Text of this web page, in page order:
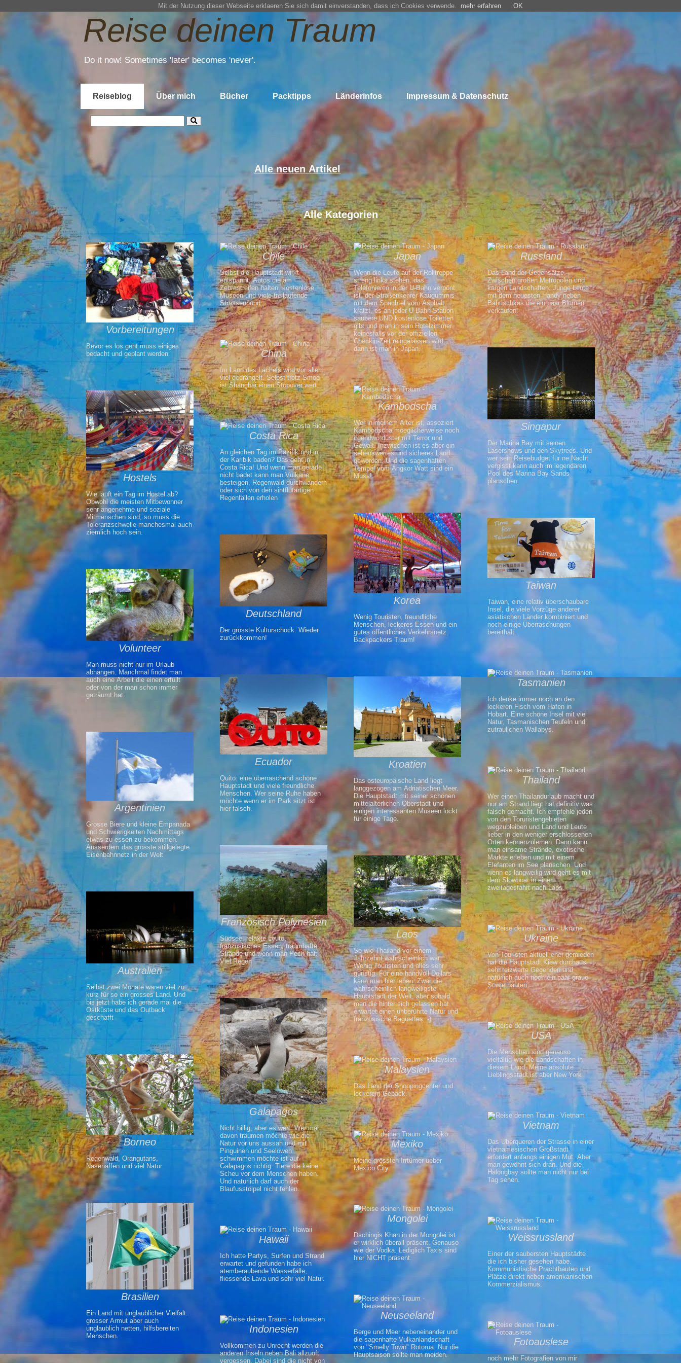
Reise deinen Traum
Do it now! Sometimes 'later' becomes 'never'.
Reiseblog Über mich Bücher Packtipps Länderinfos Impressum & Datenschutz
Alle neuen Artikel
Alle Kategorien
Vorbereitungen
Bevor es los geht muss einiges
bedacht und geplant werden.
Hostels
Wie läuft ein Tag im Hostel ab?
Obwohl die meisten Mitbewohner
sehr angenehme und soziale
Mitmenschen sind, so muss die
Toleranzschwelle manchesmal auch
ziemlich hoch sein.
Volunteer
Man muss nicht nur im Urlaub
abhängen. Manchmal findet man
auch eine Arbeit die einen erfüllt
oder von der man schon immer
geträumt hat.
Argentinien
Grosse Biere und kleine Empanada
und Schwierigkeiten Nachmittags
etwas zu essen zu bekommen.
Ausserdem das grösste stillgelegte
Eisenbahnnetz in der Welt
Australien
Selbst zwei Monate waren viel zu
kurz für so ein grosses Land. Und
bis jetzt habe ich gerade mal die
Ostküste und das Outback
geschafft
Borneo
Regenwald, Orangutans,
Nasenaffen und viel Natur
Brasilien
Ein Land mit unglaublicher Vielfalt.
grosser Armut aber auch
unglaublich netten, hilfsbereiten
Menschen.
Chile
Selbst die Hauptstadt wirkt
entspannt, Autos die am
Zebrastreifen halten, kostenlose
Museen und viele freilaufende
Strassenhund
China
Im Land des Lächels wird vor allem
viel gedrängelt. Selbst trotz Smog
ist Shanghai einen Stopover wert.
Costa Rica
An gleichen Tag im Pazifik und in
der Karibik baden? Das geht in
Costa Rica! Und wenn man gerade
nicht badet kann man Vulkane
besteigen, Regenwald durchwandern
oder sich von den sintflutartigen
Regenfällen erholen
Deutschland
Der grösste Kulturschock: Wieder
zurückkommen!
Ecuador
Quito: eine überraschend schöne
Hauptstadt und viele freundliche
Menschen. Wer seine Ruhe haben
möchte wenn er im Park sitzt ist
hier falsch.
Französisch Polynesien
Südsee, relaxte Leute,
französisches Essen, traumhafte
Strände und wenn man Pech hat:
Viel Regen
Galapagos
Nicht billig, aber es wert. Wer mal
davon träumen möchte wie die
Natur vor uns aussah und mit
Pinguinen und Seelöwen
schwimmen möchte ist auf
Galapagos richtig. Tiere die keine
Scheu vor dem Menschen haben.
Und natürlich darf auch der
Blaufusstölpel nicht fehlen.
Hawaii
Ich hatte Partys, Surfen und Strand
erwartet und gefunden habe ich
atemberaubende Wasserfälle,
fliessende Lava und sehr viel Natur.
Indonesien
Vollkommen zu Unrecht werden die
anderen Inseln neben Bali allzuoft
vergessen. Dabei sind die nicht von
Japan
Wenn die Leute auf der Rolltreppe
streng links stehen, das
Telefonieren in der U-Bahn verpönt
ist, der Straßenkehrer Kaugummis
mit dem Spachtel vom Asphalt
kratzt, es an jeder U-Bahn-Station
saubere UND kostenlose Toiletten
gibt und man in sein Hotelzimmer
keinesfalls vor der offiziellen
Checkin-Zeit reingelassen wird....
dann ist man in Japan.
Kambodscha
Wer in meinem Alter ist, assoziert
Kambodscha moeglicherweise noch
irgendwo düster mit Terror und
Gewalt. Inzwischen ist es aber ein
sehenswertes und sicheres Land
geworden. Und die sagenhaften
Tempel vom Angkor Watt sind ein
Muss!
Korea
Wenig Touristen, freundliche
Menschen, leckeres Essen und ein
gutes öffentliches Verkehrsnetz.
Backpackers Traum!
Kroatien
Das osteuropäische Land liegt
langgezogen am Adriatischen Meer.
Die Hauptstadt mit seiner schönen
mittelalterlichen Oberstadt und
einigen interessanten Museen lockt
für einige Tage.
Laos
So wie Thailand vor einem
Jahrzehnt wahrscheinlich war:
Wenig Touristen und alles sehr
günstig. Für eine handvoll Dollars
kann man hier leben. Zwar die
wahrscheinlich langweiligste
Hauptstadt der Welt, aber sobald
man die hinter sich gelassen hat
erwartet einen unberührte Natur und
französische Baguettes :-)
Malaysien
Das Land der Shoppingcenter und
leckerem Gebäck.
Mexiko
Meine grössten Irrtümer ueber
Mexico City
Mongolei
Dschingis Khan in der Mongolei ist
er wirklich überall präsent. Genauso
wie der Vodka. Lediglich Taxis sind
hier NICHT präsent.
Neuseeland
Berge und Meer nebeneinander und
die sagenhafte Vulkanlandschaft
von "Smelly Town" Rotorua. Nur die
Hauptsaison sollte man meiden.
Russland
Das Land der Gegensätze.
Zwischen großen Metropolen und
kargen Landschaften. Junge Leute
mit dem neuesten Handy neben
Babuschkas die ein paar Blumen
verkaufen.
Singapur
Der Marina Bay mit seinen
Lasershows und den Skytrees. Und
wer sein Reisebudget für ne Nacht
vergisst kann auch im legendären
Pool des Marina Bay Sands
planschen.
Taiwan
Taiwan, eine relativ überschaubare
Insel, die viele Vorzüge anderer
asiatischen Länder kombiniert und
noch einige Überraschungen
bereithält.
Tasmanien
Ich denke immer noch an den
leckeren Fisch vom Hafen in
Hobart. Eine schöne Insel mit viel
Natur, Tasmanischen Teufeln und
zutraulichen Wallabys.
Thailand
Wer einen Thailandurlaub macht und
nur am Strand liegt hat definitiv was
falsch gemacht. Ich empfehle jeden
von den Toruristengebieten
wegzubleiben und Land und Leute
lieber in den weniger erschlossenen
Orten kennenzulernen. Dann kann
man einsame Strände, exotische
Märkte erleben und mit einem
Elefanten im See planschen. Und
wenn es langweilig wird geht es mit
dem Slowboat in einer
zweitagesfahrt nach Laos.
Ukraine
Von Touristen aktuell eher gemieden
hat die Hauptstadt Kiew durchaus
sehr reizwerte Gegenden und
natürlich auch noch ein paar graue
Sowjetbauten.
USA
Die Menschen sind genauso
vielfältig wie die Landschaften in
diesem Land. Meine absolute
Lieblingsstadt ist aber New York
Vietnam
Das Überqueren der Strasse in einer
vietnamesischen Großstadt
erfordert anfangs einigen Mut. Aber
man gewöhnt sich dran. Und die
Halongbay sollte man nicht nur bei
Tag sehen.
Weissrussland
Einer der saubersten Hauptstädte
die ich bisher gesehen habe.
Kommunistische Prachtbauten und
Plätze direkt neben amerikanischen
Kommerzialismus.
Fotoauslese
noch mehr Fotografien von mir
Mit der Nutzung dieser Webseite erklaeren Sie sich damit einverstanden, dass ich Cookies verwende. mehr erfahren OK